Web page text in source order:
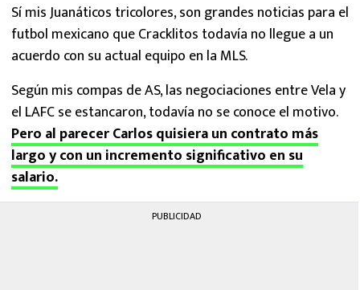
Sí mis Juanáticos tricolores, son grandes noticias para el
futbol mexicano que Cracklitos todavía no llegue a un
acuerdo con su actual equipo en la MLS.
Según mis compas de AS, las negociaciones entre Vela y
el LAFC se estancaron, todavía no se conoce el motivo.
Pero al parecer Carlos quisiera un contrato más
largo y con un incremento significativo en su
salario.
PUBLICIDAD